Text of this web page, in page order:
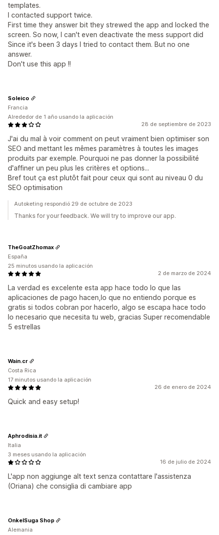
templates.
I contacted support twice.
First time they answer bit they strewed the app and locked the
screen. So now, I can't even deactivate the mess support did
Since it's been 3 days I tried to contact them. But no one
answer.
Don't use this app !!
28 de septiembre de 2023
J'ai du mal à voir comment on peut vraiment bien optimiser son
SEO and mettant les mêmes paramètres à toutes les images
produits par exemple. Pourquoi ne pas donner la possibilité
d'affiner un peu plus les critères et options...
Bref tout ça est plutôt fait pour ceux qui sont au niveau 0 du
SEO optimisation
Soleico
Francia
Alrededor de 1 año usando la aplicación
Autoketing respondió 29 de octubre de 2023
Thanks for your feedback. We will try to improve our app.
2 de marzo de 2024
La verdad es excelente esta app hace todo lo que las
aplicaciones de pago hacen,lo que no entiendo porque es
gratis si todos cobran por hacerlo, algo se escapa hace todo
lo necesario que necesita tu web, gracias Super recomendable
5 estrellas
TheGoatZhomax
España
25 minutos usando la aplicación
26 de enero de 2024
Quick and easy setup!
Wain.cr
Costa Rica
17 minutos usando la aplicación
16 de julio de 2024
L'app non aggiunge alt text senza contattare l'assistenza
(Oriana) che consiglia di cambiare app
Aphrodisia.it
Italia
3 meses usando la aplicación
OnkelSuga Shop
Alemania